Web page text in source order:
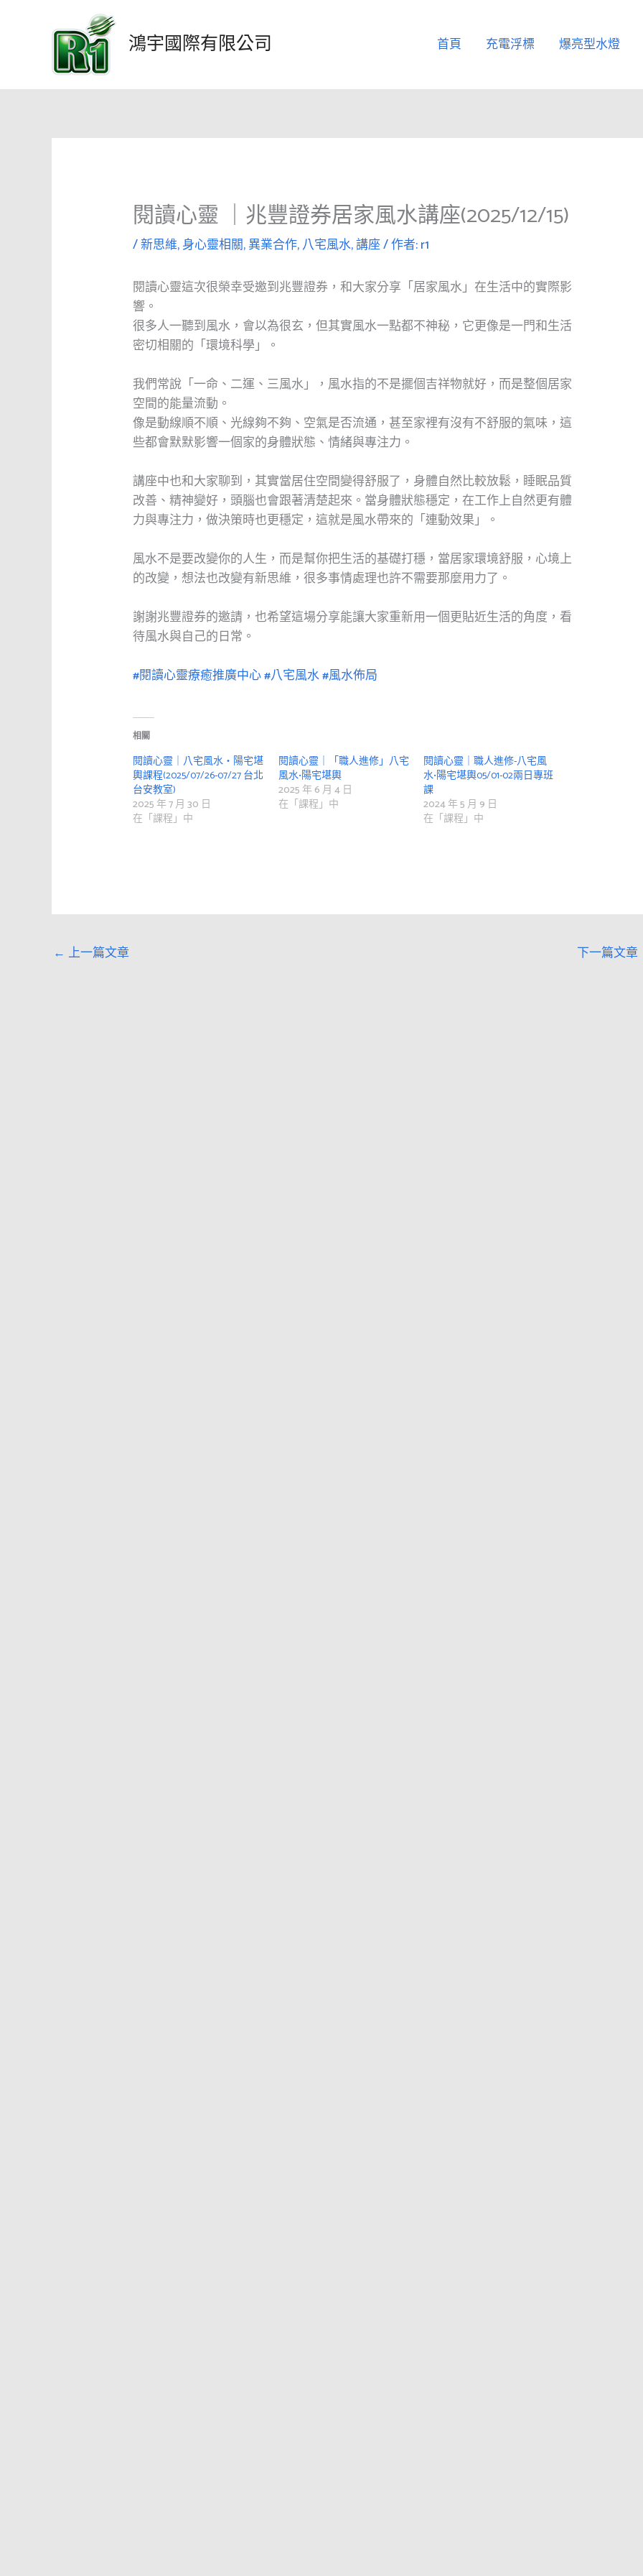
內
鴻宇國際有限公司 首頁 充電浮標 爆亮型水燈
閱讀心靈 ｜兆豐證券居家風水講座️(2025/12/15)
/新思維,身心靈相關,異業合作,八宅風水,講座/ 作者:r1
閱讀心靈這次很榮幸受邀到兆豐證券，和大家分享「居家風水」在生活中的實際影
響。
很多人一聽到風水，會以為很玄，但其實風水一點都不神秘，它更像是一門和生活
密切相關的「環境科學」。
我們常說「一命、二運、三風水」，風水指的不是擺個吉祥物就好，而是整個居家
空間的能量流動。
像是動線順不順、光線夠不夠、空氣是否流通，甚至家裡有沒有不舒服的氣味，這
些都會默默影響一個家的身體狀態、情緒與專注力。
講座中也和大家聊到，其實當居住空間變得舒服了，身體自然比較放鬆，睡眠品質
改善、精神變好，頭腦也會跟著清楚起來。當身體狀態穩定，在工作上自然更有體
力與專注力，做決策時也更穩定，這就是風水帶來的「連動效果」。
風水不是要改變你的人生，而是幫你把生活的基礎打穩，當居家環境舒服，心境上
的改變，想法也改變有新思維，很多事情處理也許不需要那麼用力了。
謝謝兆豐證券的邀請，也希望這場分享能讓大家重新用一個更貼近生活的角度，看
待風水與自己的日常。
#閱讀心靈療癒推廣中心#八宅風水#風水佈局
相關
閱讀心靈｜八宅風水・陽宅堪
輿課程(2025/07/26-07/27 台北
台安教室)
2025 年 7 月 30 日
在「課程」中
閱讀心靈｜「職人進修」八宅
風水•陽宅堪輿
2025 年 6 月 4 日
在「課程」中
閱讀心靈｜職人進修-八宅風
水•陽宅堪輿05/01-02兩日專班
課
2024 年 5 月 9 日
在「課程」中
← 上一篇文章 下一篇文章